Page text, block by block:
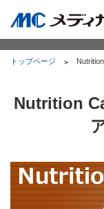
トップページ
Nutrition